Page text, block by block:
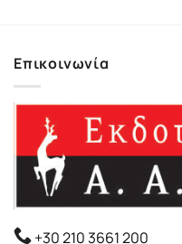
Επικοινωνία
+30 210 3661 200